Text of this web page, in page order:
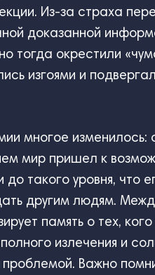
Из-за страха
доказанной
тогда окрестили
изгоями и
многое изменилось:
мир пришел к
такого уровня, что
другим людям.
память о тех,
излечения и
Важно